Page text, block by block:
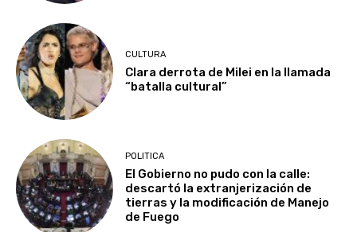
CULTURA
Clara derrota de Milei en la llamada
“batalla cultural”
POLITICA
El Gobierno no pudo con la calle:
descartó la extranjerización de
tierras y la modificación de Manejo
de Fuego